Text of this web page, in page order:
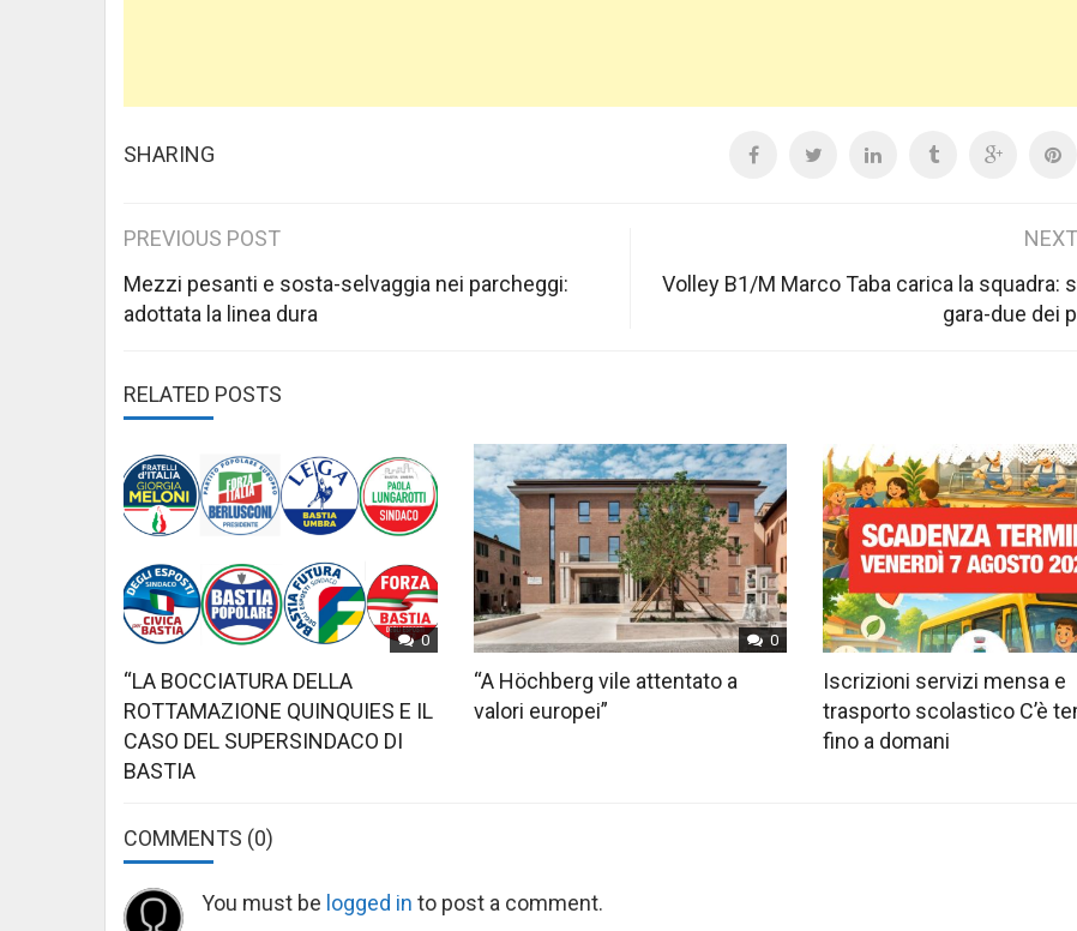
SHARING
Post
navigation
PREVIOUS POST
Mezzi pesanti e sosta-selvaggia nei parcheggi:
adottata la linea dura
Volley B1/M Marco Taba carica la squadra:
gara-due dei
RELATED POSTS
0
“LA BOCCIATURA DELLA
ROTTAMAZIONE QUINQUIES E IL
CASO DEL SUPERSINDACO DI
BASTIA
0
“A Höchberg vile attentato a
valori europei”
Iscrizioni servizi mensa e
trasporto scolastico C’è
fino a domani
COMMENTS (0)
You must be logged in to post a comment.